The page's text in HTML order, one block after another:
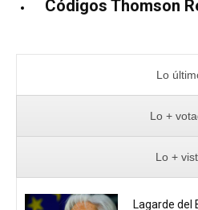
Códigos Thomson
Lo
Lo +
Lo +
Lagarde del